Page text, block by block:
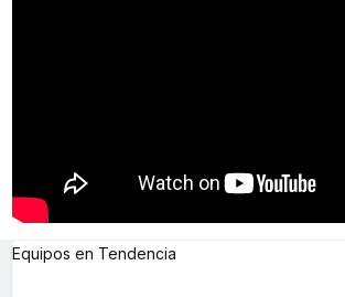
Equipos en Tendencia